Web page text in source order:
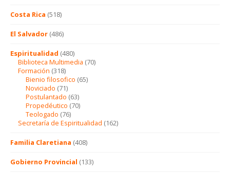
Costa Rica (518)
El Salvador (486)
Espiritualidad (480)
Biblioteca Multimedia (70)
Formación (318)
Bienio filosofico (65)
Noviciado (71)
Postulantado (63)
Propedéutico (70)
Teologado (76)
Secretaría de Espiritualidad (162)
Familia Claretiana (408)
Gobierno Provincial (133)